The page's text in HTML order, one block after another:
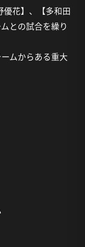
優花】、【多和田
との試合を繰り
ムからある重大